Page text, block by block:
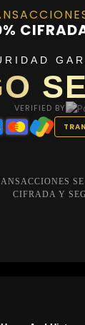
VERIFIED BY
CIFRADA Y